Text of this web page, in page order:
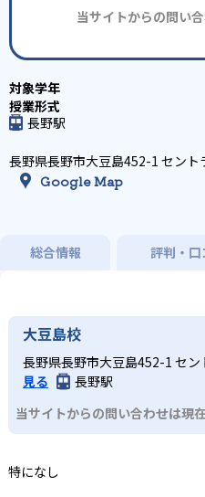
当サイトからの問い
長野駅
長野県長野市大豆島452-1 セント
Google Map
総合情報 評判・口
大豆島校
長野県長野市大豆島452-1 セ
見る
長野駅
当サイトからの問い合わせは現
特になし